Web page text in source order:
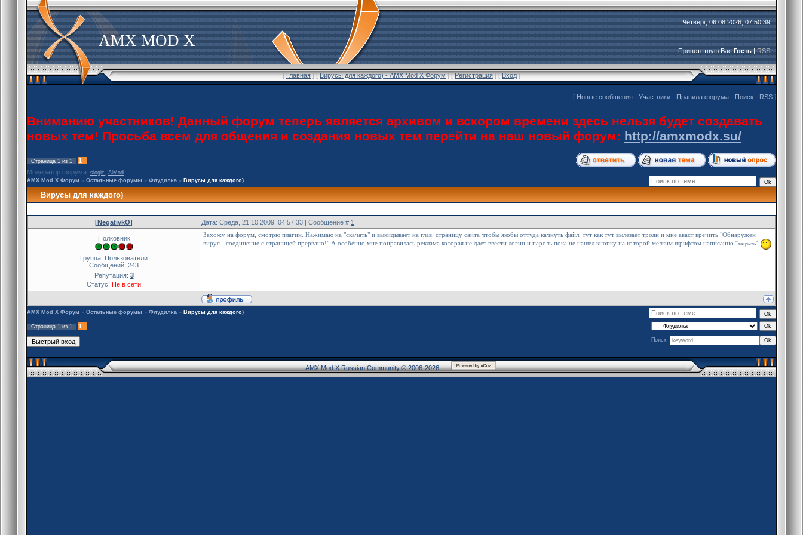
AMX MOD X
Четверг, 06.08.2026, 07:50:39
Приветствую Вас Гость|RSS
[Главная] [Вирусы для каждого) - AMX Mod X Форум] [Регистрация] [Вход]
[ Новые сообщения · Участники · Правила форума · Поиск · RSS ]
Вниманию участников! Данный форум теперь является архивом и вскором времени здесь нельзя будет создавать
новых тем! Просьба всем для общения и создания новых тем перейти на наш новый форум: http://amxmodx.su/
Страница 1 из 1
1
Модератор форума: slogic
AlMod
AMX Mod X Форум » Остальные форумы » Флудилка » Вирусы для каждого)
Вирусы для каждого)
[NegativkO] Дата: Среда, 21.10.2009, 04:57:33 | Сообщение # 1
Полковник
Группа: Пользователи
Сообщений: 243
Репутация: 3
Статус: Не в сети
Захожу на форум, смотрю плагин. Нажимаю на "скачать" и выкидывает на глав. страницу сайта чтобы якобы оттуда качнуть файл, тут как тут вылезает троян и мне аваст кречить "Обнаружен
вирус - соединение с страницей прервано!" А особенно мне понравилась реклама которая не дает ввести логин и пароль пока не нашел кнопку на которой мелким шрифтом написанно "закрыть"
AMX Mod X Форум » Остальные форумы » Флудилка » Вирусы для каждого)
Страница 1 из 1 1
Поиск:
AMX Mod X Russian Community © 2006-2026